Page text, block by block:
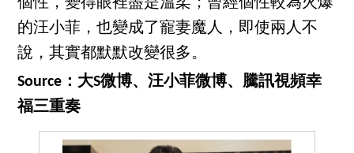
的汪小菲，也變成了寵妻魔人，即使兩人不
說，其實都默默改變很多。
Source：大S微博、汪小菲微博、騰訊視頻幸
福三重奏